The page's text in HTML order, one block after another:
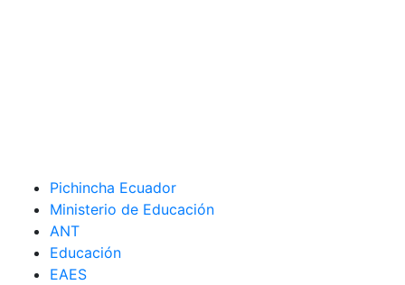
Pichincha Ecuador
Ministerio de Educación
ANT
Educación
EAES